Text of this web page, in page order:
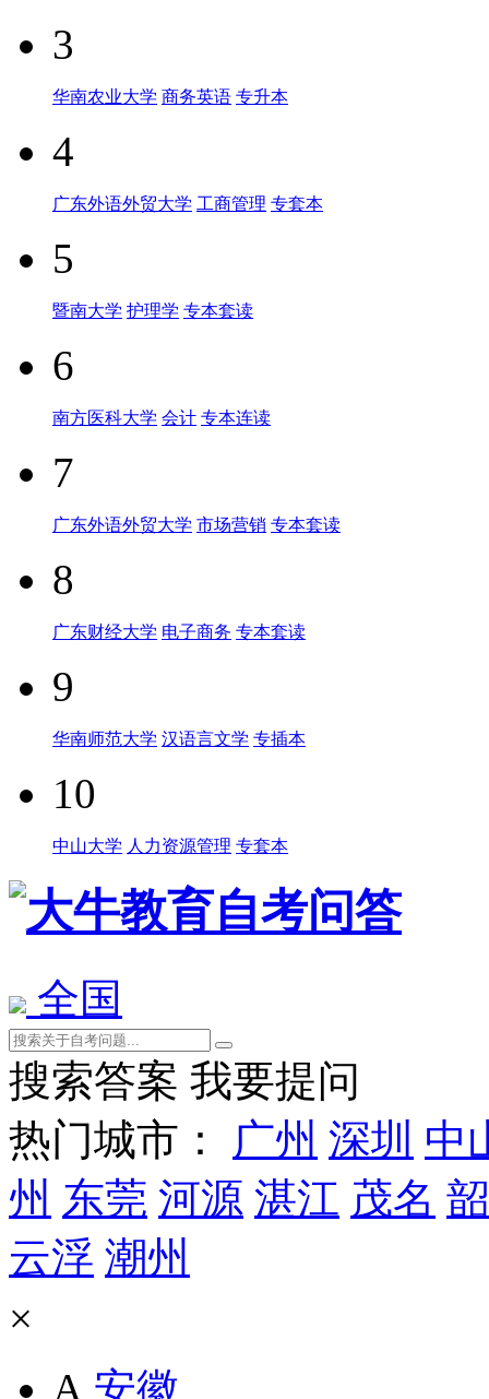
3
华南农业大学 商务英语 专升本
4
广东外语外贸大学 工商管理 专套本
5
暨南大学 护理学 专本套读
6
南方医科大学 会计 专本连读
7
广东外语外贸大学 市场营销 专本套读
8
广东财经大学 电子商务 专本套读
9
华南师范大学 汉语言文学 专插本
10
中山大学 人力资源管理 专套本
全国
搜索答案 我要提问
热门城市：
广州 深圳 中
州 东莞 河源 湛江 茂名
云浮 潮州
×
A 安徽